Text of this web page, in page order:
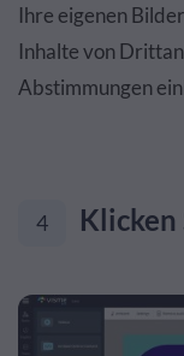
Ihre eigenen
Inhalte von
Abstimmungen
4 Klicken